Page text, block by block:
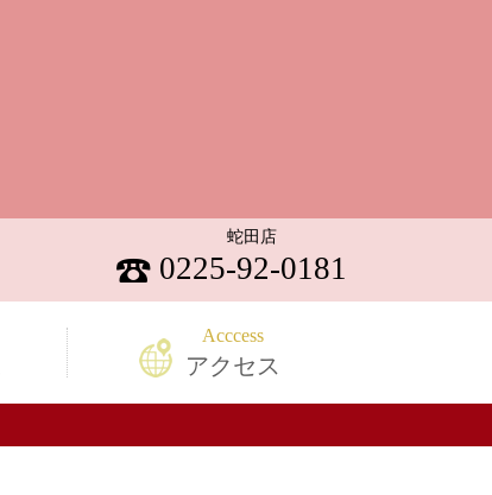
蛇田店
0225-92-0181
アクセス